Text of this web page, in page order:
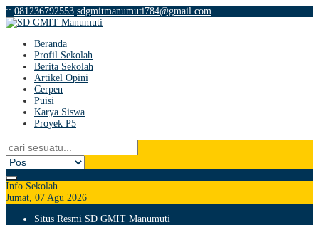
:: 081236792553 sdgmitmanumuti784@gmail.com
Beranda
Profil Sekolah
Berita Sekolah
Artikel Opini
Cerpen
Puisi
Karya Siswa
Proyek P5
Info Sekolah
Jumat, 07 Agu 2026
Situs Resmi SD GMIT Manumuti